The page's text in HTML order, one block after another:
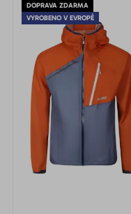
DOPRAVA ZDARMA
VYROBENO V EVROPĚ